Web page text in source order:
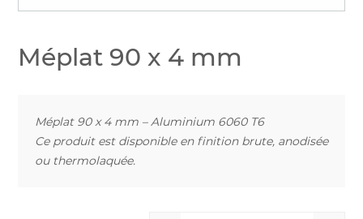
Méplat 90 x 4 mm
Méplat 90 x 4 mm – Aluminium 6060 T6
Ce produit est disponible en finition brute, anodisée
ou thermolaquée.